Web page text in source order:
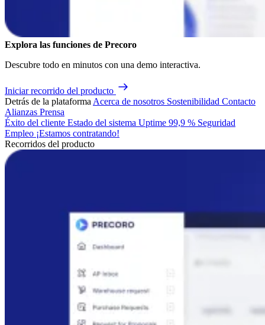
Explora las funciones de Precoro
Descubre todo en minutos con una demo interactiva.
Iniciar recorrido del producto
Detrás de la plataforma Acerca de nosotros Sostenibilidad Contacto
Alianzas Prensa
Éxito del cliente Estado del sistema Uptime 99,9 % Seguridad
Empleo ¡Estamos contratando!
Recorridos del producto